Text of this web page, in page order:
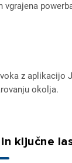
z aplikacijo
okolja.
ključne